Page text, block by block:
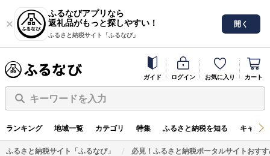
ふるなびアプリなら
返礼品がもっと探しやすい！
ふるさと納税サイト「ふるなび」
開く
ガイド ログイン お気に入り カート
キーワードを入力
ランキング 地域一覧 カテゴリ 特集 ふるさと納税を知る キャン
ふるさと納税サイト「ふるなび」 必見！ふるさと納税ポータルサイトおす